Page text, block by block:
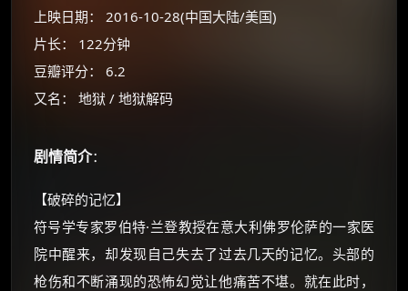
上映日期： 2016-10-28(中国大陆/美国)
片长： 122分钟
豆瓣评分： 6.2
又名： 地狱 / 地狱解码
剧情简介：
【破碎的记忆】
符号学专家罗伯特·兰登教授在意大利佛罗伦萨的一家医
院中醒来，却发现自己失去了过去几天的记忆。头部的
枪伤和不断涌现的恐怖幻觉让他痛苦不堪。就在此时，
🧧 福利领取站
☕